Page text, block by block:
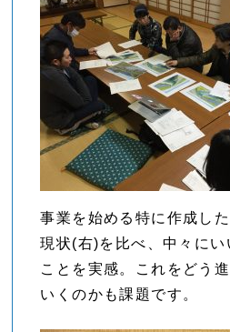
事業を始める特に作成し
現状(右)を比べ、中々にい
ことを実感。これをどう
いくのかも課題です。